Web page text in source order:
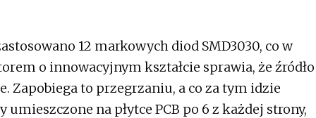
12 markowych diod SMD3030, co w
o innowacyjnym kształcie sprawia, że źródło
Zapobiega to przegrzaniu, a co za tym idzie
na płytce PCB po 6 z każdej strony,